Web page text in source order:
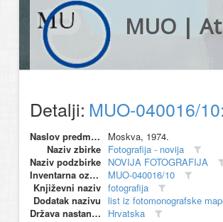
MUO |
Detalji: MUO-040016/
Naslov predmeta
Moskva, 1974.
Naziv zbirke Fotografija - novija
Naziv podzbirke NOVIJA FOTOGRAFIJA
Inventarna oznaka
MUO-040016/10
Književni naziv fotografija
Dodatak nazivu
list iz fotomonografske
Država nastanka
Hrvatska